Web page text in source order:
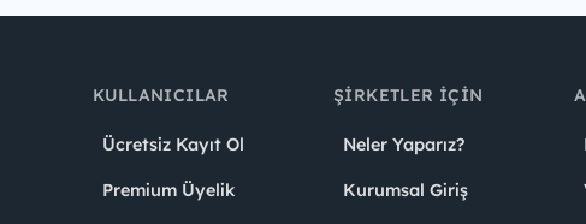
KULLANICILAR
Ücretsiz Kayıt Ol
Premium Üyelik
ŞIRKETLER İÇIN
Neler Yaparız?
Kurumsal Giriş